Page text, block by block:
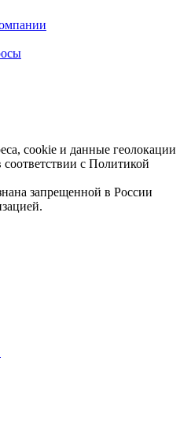
cookie и данные геолокации
соответствии с Политикой
запрещенной в России